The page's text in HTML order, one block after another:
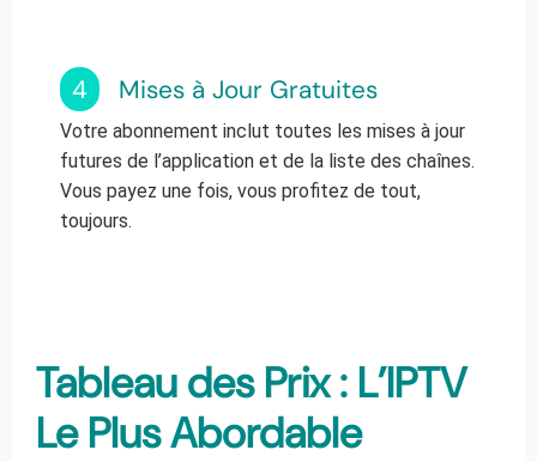
4 Mises à Jour Gratuites
Votre abonnement inclut toutes les mises à jour
futures de l’application et de la liste des chaînes.
Vous payez une fois, vous profitez de tout,
toujours.
Tableau des Prix : L’IPTV
Le Plus Abordable